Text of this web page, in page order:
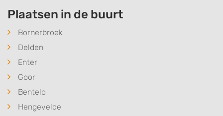
Plaatsen in de buurt
Bornerbroek
Delden
Enter
Goor
Bentelo
Hengevelde